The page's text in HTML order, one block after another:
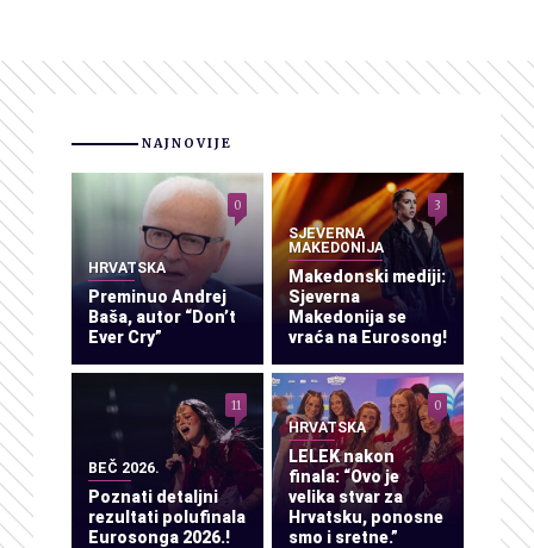
NAJNOVIJE
HRVATSKA
Preminuo Andrej
Baša, autor “Don’t
Ever Cry”
0
SJEVERNA
MAKEDONIJA
Makedonski mediji:
Sjeverna
Makedonija se
vraća na Eurosong!
3
BEČ 2026.
Poznati detaljni
rezultati polufinala
Eurosonga 2026.!
11
HRVATSKA
LELEK nakon
finala: “Ovo je
velika stvar za
Hrvatsku, ponosne
smo i sretne.”
0